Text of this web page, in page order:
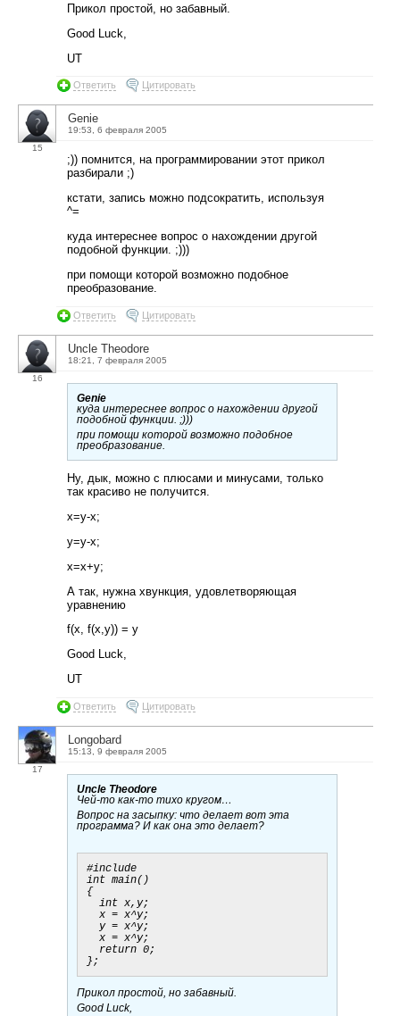
Прикол простой, но забавный.
Good Luck,
UT
Ответить Цитировать
15
Genie
19:53, 6 февраля 2005
;)) помнится, на программировании этот прикол
разбирали ;)
кстати, запись можно подсократить, используя
^=
куда интереснее вопрос о нахождении другой
подобной функции. ;)))
при помощи которой возможно подобное
преобразование.
Ответить Цитировать
16
Uncle Theodore
18:21, 7 февраля 2005
Genie
куда интереснее вопрос о нахождении другой
подобной функции. ;)))
при помощи которой возможно подобное
преобразование.
Ну, дык, можно с плюсами и минусами, только
так красиво не получится.
x=y-x;
y=y-x;
x=x+y;
А так, нужна хвункция, удовлетворяющая
уравнению
f(x, f(x,y)) = y
Good Luck,
UT
Ответить Цитировать
17
Longobard
15:13, 9 февраля 2005
Uncle Theodore
Чей-то как-то тихо кругом…
Вопрос на засыпку: что делает вот эта
программа? И как она это делает?
#include
int main()
{
Прикол простой, но забавный.
Good Luck,